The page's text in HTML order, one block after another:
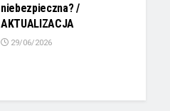
niebezpieczna? /
AKTUALIZACJA
29/06/2026